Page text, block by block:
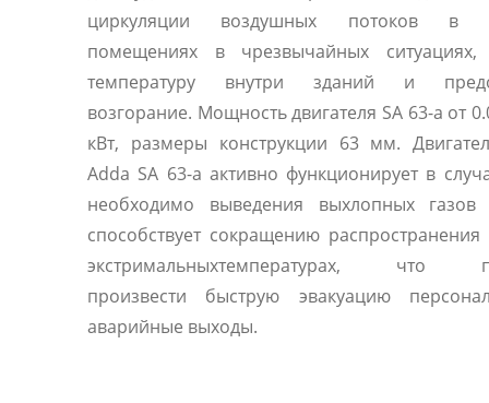
циркуляции воздушных потоков в
помещениях в чрезвычайных ситуациях,
температуру внутри зданий и
возгорание. Мощность двигателя SA 63-a от
кВт, размеры конструкции 63 мм.
Adda SA 63-a активно функционирует в
необходимо выведения выхлопных
способствует сокращению
экстримальныхтемпературах, что
произвести быструю эвакуацию
аварийные выходы.